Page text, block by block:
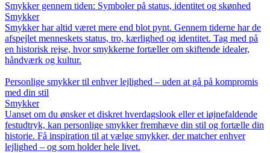
Smykker gennem tiden: Symboler på status, identitet og skønhed
Smykker
Smykker har altid været mere end blot pynt. Gennem tiderne har de
afspejlet menneskets status, tro, kærlighed og identitet. Tag med på
en historisk rejse, hvor smykkerne fortæller om skiftende idealer,
håndværk og kultur.
Personlige smykker til enhver lejlighed – uden at gå på kompromis
med din stil
Smykker
Uanset om du ønsker et diskret hverdagslook eller et iøjnefaldende
festudtryk, kan personlige smykker fremhæve din stil og fortælle din
historie. Få inspiration til at vælge smykker, der matcher enhver
lejlighed – og som holder hele livet.